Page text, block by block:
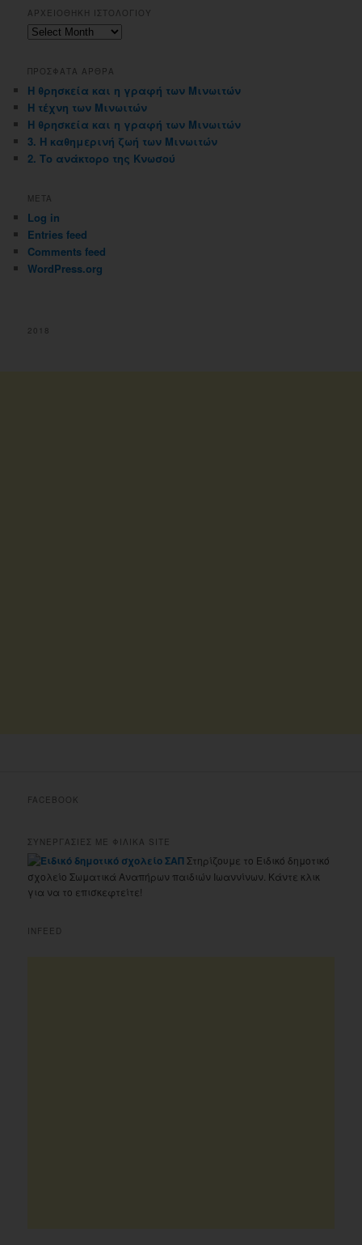
ΑΡΧΕΙΟΘΗΚΗ ΙΣΤΟΛΟΓΙΟΥ
Αρχειοθηκη
ΠΡΟΣΦΑΤΑ ΑΡΘΡΑ
Η θρησκεία και η γραφή των Μινωιτών
Η τέχνη των Μινωιτών
Η θρησκεία και η γραφή των Μινωιτών
3. Η καθημερινή ζωή των Μινωιτών
2. Το ανάκτορο της Κνωσού
META
Log in
Entries feed
Comments feed
WordPress.org
2018
FACEBOOK
ΣΥΝΕΡΓΑΣΙΕΣ ΜΕ ΦΙΛΙΚΑ SITE
Στηρίζουμε το Ειδικό δημοτικό
σχολείο Σωματικά Αναπήρων παιδιών Ιωαννίνων. Κάντε κλικ
για να το επισκεφτείτε!
INFEED